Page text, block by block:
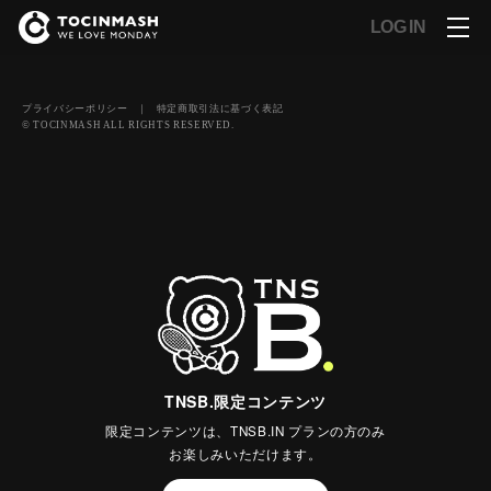
LOG IN
TNSB.限定コンテンツ
限定コンテンツは、TNSB.IN プランの方のみ
お楽しみいただけます。
プライバシーポリシー ｜ 特定商取引法に基づく表記
© TOCINMASH ALL RIGHTS RESERVED.